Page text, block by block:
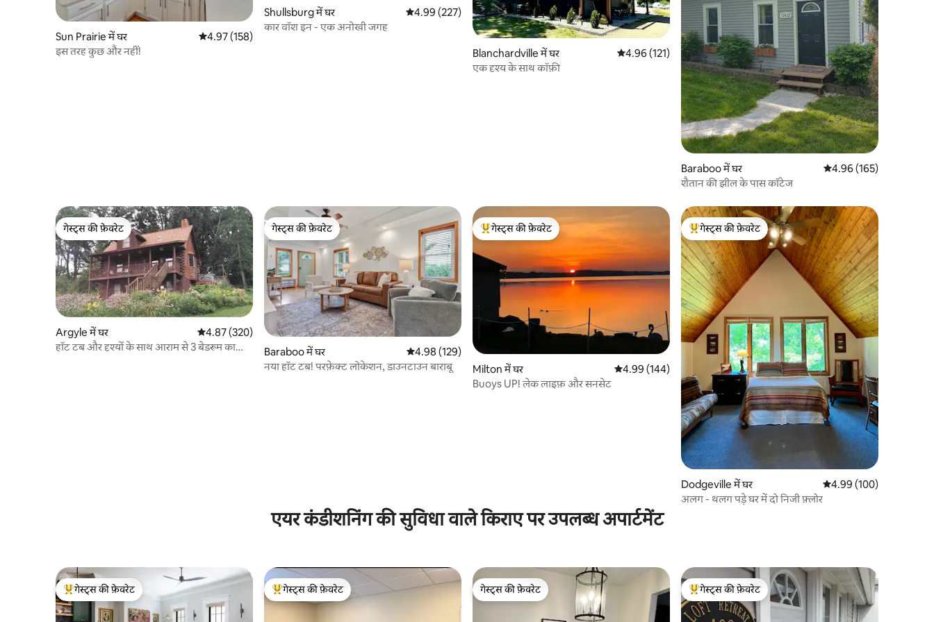
Sun Prairie में घर औसत रेटिंग 5 में से 4.97, 158 समीक्षाएँ
4.97 (158)
इस तरह कुछ और नहीं!
Shullsburg में घर औसत रेटिंग 5 में से 4.99, 227 समीक्षाएँ
4.99 (227)
कार वॉश इन - एक अनोखी जगह
Blanchardville में घर औसत रेटिंग 5 में से 4.96, 121 समीक्षाएँ
4.96 (121)
एक दृश्य के साथ कॉफ़ी
Baraboo में घर औसत रेटिंग 5 में से 4.96,
4.96 (165)
शैतान की झील के पास कॉटेज
गेस्ट्स की फ़ेवरेट
गेस्ट्स की फ़ेवरेट
Argyle में घर औसत रेटिंग 5 में से 4.87, 320 समीक्षाएँ
4.87 (320)
हॉट टब और दृश्यों के साथ आराम से 3 बेडरूम का
गेस्ट्स की फ़ेवरेट
गेस्ट्स की फ़ेवरेट
Baraboo में घर औसत रेटिंग 5 में से 4.98, 129 समीक्षाएँ
4.98 (129)
नया हॉट टब! परफ़ेक्ट लोकेशन, डाउनटाउन बाराबू
गेस्ट्स का टॉप फ़ेवरेट
गेस्ट्स की फ़ेवरेट
Milton में घर औसत रेटिंग 5 में से 4.99, 144 समीक्षाएँ
4.99 (144)
Buoys UP! लेक लाइफ़ और सनसेट
गेस्ट्स का टॉप फ़ेवरेट
गेस्ट्स की फ़ेवरेट
Dodgeville में घर औसत रेटिंग 5 में से 4.99,
4.99 (100)
अलग - थलग पड़े घर में दो निजी फ़्लोर
एयर कंडीशनिंग की सुविधा वाले किराए पर उपलब्ध अपार्टमेंट
गेस्ट्स का टॉप फ़ेवरेट
गेस्ट्स की फ़ेवरेट
गेस्ट्स का टॉप फ़ेवरेट
गेस्ट्स की फ़ेवरेट
गेस्ट्स की फ़ेवरेट
गेस्ट्स की फ़ेवरेट
गेस्ट्स का टॉप फ़ेवरेट
गेस्ट्स की फ़ेवरेट